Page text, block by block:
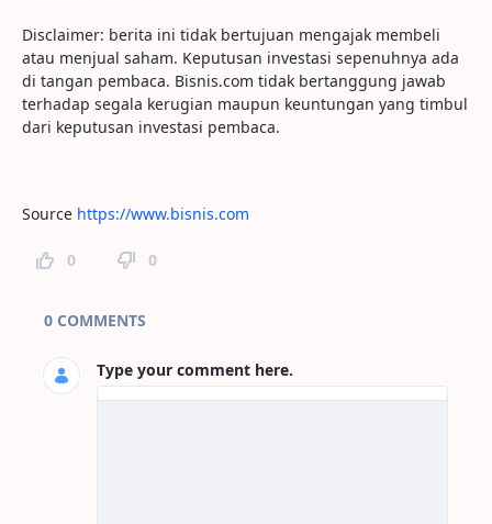
Disclaimer: berita ini tidak bertujuan mengajak membeli
atau menjual saham. Keputusan investasi sepenuhnya ada
di tangan pembaca. Bisnis.com tidak bertanggung jawab
terhadap segala kerugian maupun keuntungan yang timbul
dari keputusan investasi pembaca.
Source https://www.bisnis.com
0 0
Page Comments
0 COMMENTS
Type your comment here.